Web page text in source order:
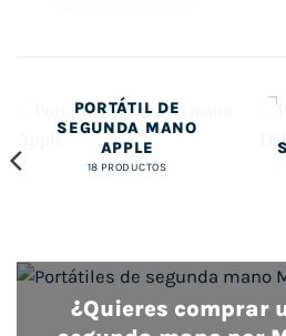
PORTÁTIL DE
SEGUNDA MANO
APPLE
18 PRODUCTOS
¿Quieres comprar